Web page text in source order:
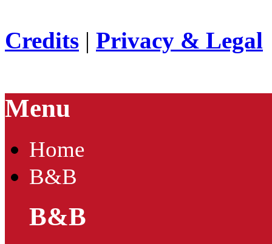
Credits | Privacy & Legal
Menu
Home
B&B
B&B